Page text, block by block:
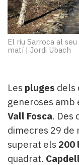
Dis
la
teva!
Subscriptors
La
Pallars
Contingut
patrocinat
Lo
més
llegit...
Editorial
El riu Sarroca al
matí | Jordi Ubach
Les pluges dels
generoses amb
Vall Fosca. Des
dimecres 29 de
superat els 200
quadrat.